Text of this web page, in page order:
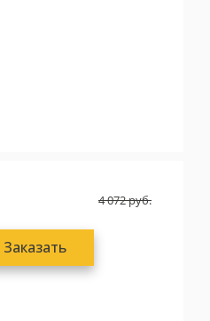
4 072руб.
Заказать